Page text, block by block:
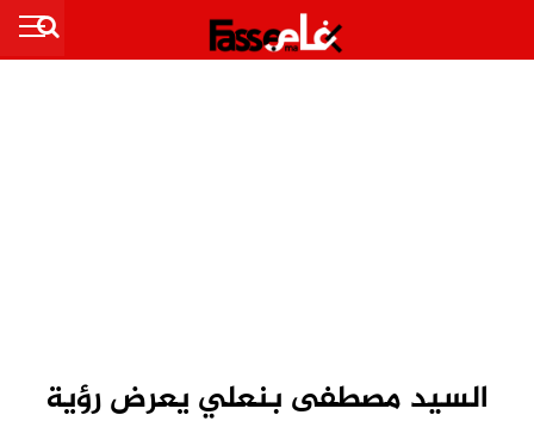
السيد مصطفى بنعلي يعرض رؤية